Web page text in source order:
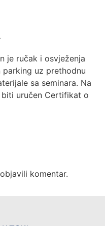
je ručak i osvježenja
uz prethodnu
sa seminara. Na
uručen Certifikat o
komentar.